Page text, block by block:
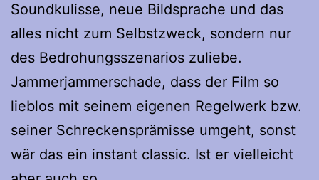
Soundkulisse, neue Bildsprache und das
alles nicht zum Selbstzweck, sondern nur
des Bedrohungsszenarios zuliebe.
Jammerjammerschade, dass der Film so
lieblos mit seinem eigenen Regelwerk bzw.
seiner Schreckensprämisse umgeht, sonst
wär das ein instant classic. Ist er vielleicht